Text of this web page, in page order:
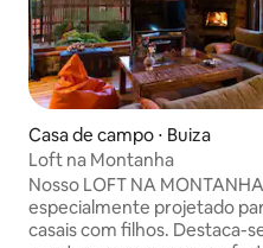
Casa de campo ⋅ Buiza
Loft na Montanha
Nosso LOFT NA
especialmente projetado
casais com filhos. Destaca-